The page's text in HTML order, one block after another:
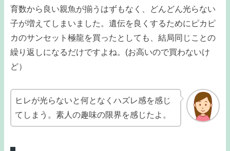
育数から良い親魚が揃うはずもなく、どんどん光らない
子が増えてしまいました。遺伝を良くするためにピカピ
カのサンセット極龍を買ったとしても、結局同じことの
繰り返しになるだけですよね。(お高いので買わないけ
ど）
ヒレが光らないと何となくハズレ感を感じ
てしまう。素人の趣味の限界を感じたよ。